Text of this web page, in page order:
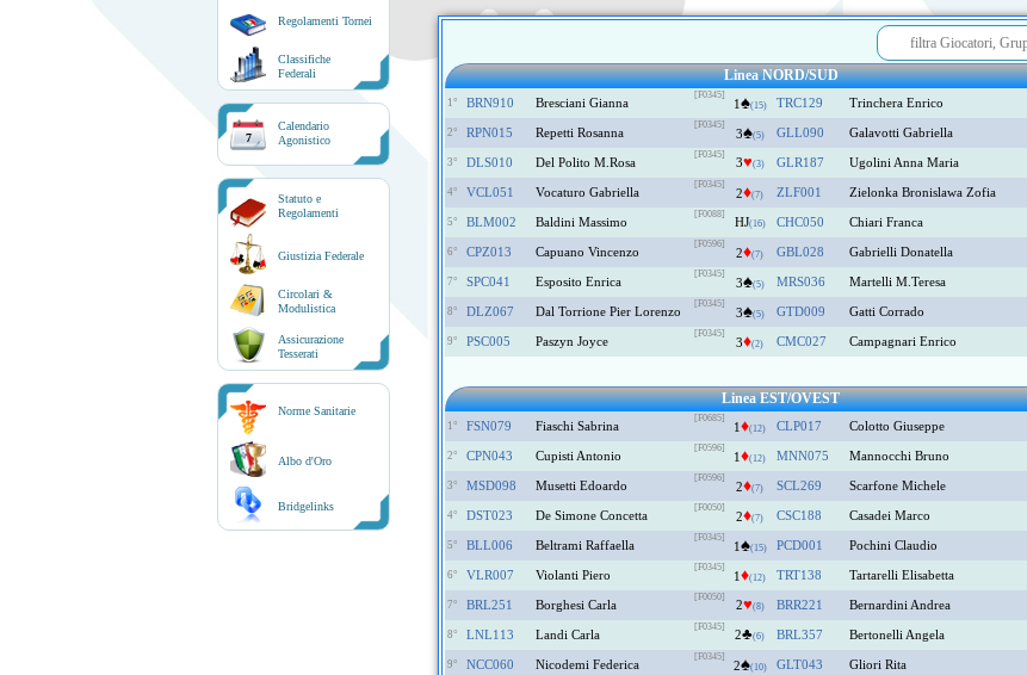
Regolamenti Tornei
Classifiche
Federali
7
Calendario
Agonistico
Statuto e
Regolamenti
Giustizia Federale
Circolari &
Modulistica
Assicurazione
Tesserati
Norme Sanitarie
Albo d'Oro
Bridgelinks
Linea NORD/SUD
1° BRN910 Bresciani Gianna
[F0345]
1♠(15) TRC129 Trinchera Enrico
2° RPN015 Repetti Rosanna
[F0345]
3♠(5) GLL090 Galavotti Gabriella
3° DLS010 Del Polito M.rosa
[F0345]
3♥(3) GLR187 Ugolini Anna Maria
4° VCL051 Vocaturo Gabriella
[F0345]
2♦(7) ZLF001 Zielonka Bronislawa Zofia
5° BLM002 Baldini Massimo
[F0088]
HJ(16) CHC050 Chiari Franca
6° CPZ013 Capuano Vincenzo
[F0596]
2♦(7) GBL028 Gabrielli Donatella
7° SPC041 Esposito Enrica
[F0345]
3♠(5) MRS036 Martelli M.teresa
8° DLZ067 Dal Torrione Pier Lorenzo
[F0345]
3♠(5) GTD009 Gatti Corrado
9° PSC005 Paszyn Joyce
[F0345]
3♦(2) CMC027 Campagnari Enrico
Linea EST/OVEST
1° FSN079 Fiaschi Sabrina
[F0685]
1♦(12) CLP017 Colotto Giuseppe
2° CPN043 Cupisti Antonio
[F0596]
1♦(12) MNN075 Mannocchi Bruno
3° MSD098 Musetti Edoardo
[F0596]
2♦(7) SCL269 Scarfone Michele
4° DST023 De Simone Concetta
[F0050]
2♦(7) CSC188 Casadei Marco
5° BLL006 Beltrami Raffaella
[F0345]
1♠(15) PCD001 Pochini Claudio
6° VLR007 Violanti Piero
[F0345]
1♦(12) TRT138 Tartarelli Elisabetta
7° BRL251 Borghesi Carla
[F0050]
2♥(8) BRR221 Bernardini Andrea
8° LNL113 Landi Carla
[F0345]
2♣(6) BRL357 Bertonelli Angela
9° NCC060 Nicodemi Federica
[F0345]
2♠(10) GLT043 Gliori Rita